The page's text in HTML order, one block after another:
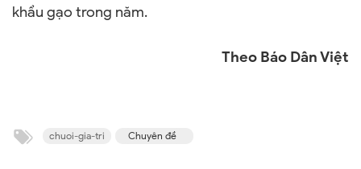
khẩu gạo trong năm.
Theo Báo Dân Việt
chuoi-gia-tri Chuyên đề